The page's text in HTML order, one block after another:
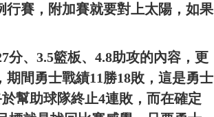
行賽，附加賽就要對上太陽，如果
、3.5籃板、4.8助攻的內容，更
間勇士戰績11勝18敗，這是勇士
幫助球隊終止4連敗，而在確定